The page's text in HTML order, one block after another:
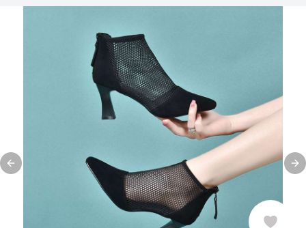
Previous slide